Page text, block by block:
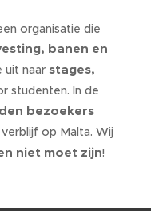
organisatie die
banen en
uit naar stages,
studenten. In de
bezoekers
op Malta. Wij
niet moet zijn!